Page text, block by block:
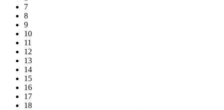
7
8
9
10
11
12
13
14
15
16
17
18